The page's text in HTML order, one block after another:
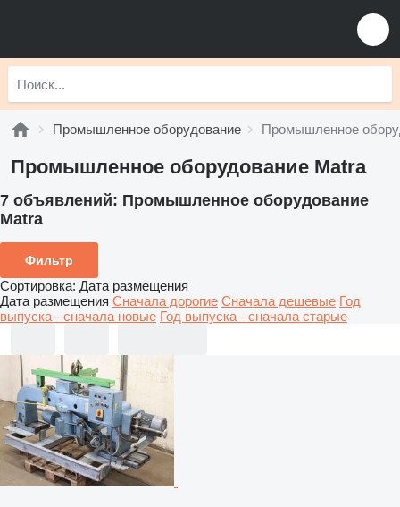
Промышленное оборудование Промышленное
Промышленное оборудование Matra
7 объявлений: Промышленное оборудование
Matra
Фильтр
Сортировка: Дата размещения
Дата размещения Сначала дорогие Сначала дешевые Год
выпуска - сначала новые Год выпуска - сначала старые